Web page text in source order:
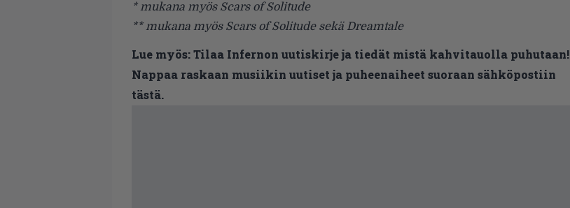
* mukana myös Scars of Solitude
** mukana myös Scars of Solitude sekä Dreamtale
Lue myös:Tilaa Infernon uutiskirje ja tiedät mistä kahvitauolla puhutaan!
Nappaa raskaan musiikin uutiset ja puheenaiheet suoraan sähköpostiin
tästä.